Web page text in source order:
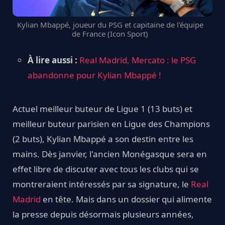
Kylian Mbappé, joueur du PSG et capitaine de l'équipe
de France (Icon Sport)
À lire aussi : Real Madrid, Mercato : le PSG
abandonne pour Kylian Mbappé !
Actuel meilleur buteur de Ligue 1 (13 buts) et
meilleur buteur parisien en Ligue des Champions
(2 buts), Kylian Mbappé a son destin entre les
mains. Dès janvier, l'ancien Monégasque sera en
effet libre de discuter avec tous les clubs qui se
montreraient intéressés par sa signature, le Real
Madrid en tête. Mais dans un dossier qui alimente
la presse depuis désormais plusieurs années,